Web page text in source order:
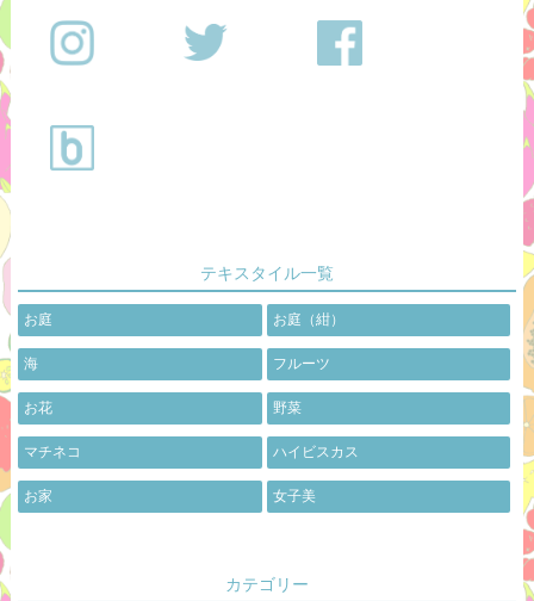
テキスタイル一覧
お庭 お庭（紺）
海 フルーツ
お花 野菜
マチネコ ハイビスカス
お家 女子美
カテゴリー